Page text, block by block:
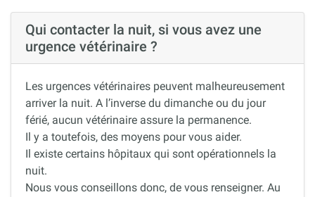
Qui contacter la nuit, si vous avez une
urgence vétérinaire ?
Les urgences vétérinaires peuvent malheureusement
arriver la nuit. A l’inverse du dimanche ou du jour
férié, aucun vétérinaire assure la permanence.
Il y a toutefois, des moyens pour vous aider.
Il existe certains hôpitaux qui sont opérationnels la
nuit.
Nous vous conseillons donc, de vous renseigner. Au